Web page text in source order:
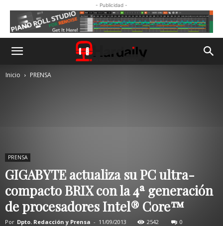
- Publicidad -
Inicio PRENSA
PRENSA
GIGABYTE actualiza su PC ultra-
compacto BRIX con la 4ª generación
de procesadores Intel® Core™
Por Dpto. Redacción y Prensa - 11/09/2013 2542 0